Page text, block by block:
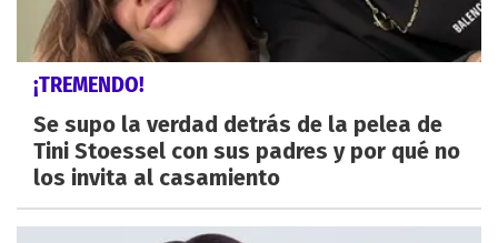
¡TREMENDO!
Se supo la verdad detrás de la pelea de
Tini Stoessel con sus padres y por qué no
los invita al casamiento